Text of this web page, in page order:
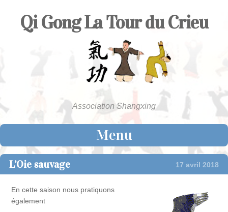
Qi Gong La Tour du Crieu
Association Shangxing
Menu
Skip to content
L’Oie sauvage 17 avril 2018
En cette saison nous pratiquons
également